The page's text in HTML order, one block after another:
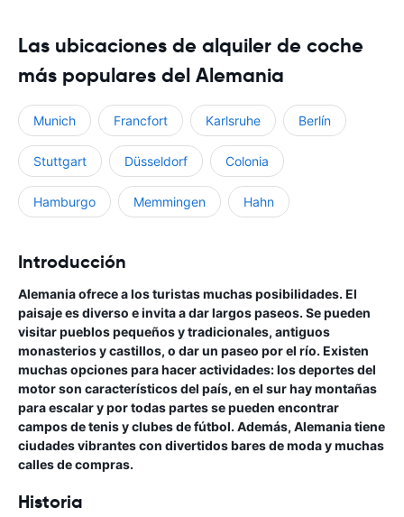
Las ubicaciones de alquiler de coche
más populares del Alemania
Munich Francfort Karlsruhe Berlín
Stuttgart Düsseldorf Colonia
Hamburgo Memmingen Hahn
Introducción
Alemania ofrece a los turistas muchas posibilidades. El
paisaje es diverso e invita a dar largos paseos. Se pueden
visitar pueblos pequeños y tradicionales, antiguos
monasterios y castillos, o dar un paseo por el río. Existen
muchas opciones para hacer actividades: los deportes del
motor son característicos del país, en el sur hay montañas
para escalar y por todas partes se pueden encontrar
campos de tenis y clubes de fútbol. Además, Alemania tiene
ciudades vibrantes con divertidos bares de moda y muchas
calles de compras.
Historia